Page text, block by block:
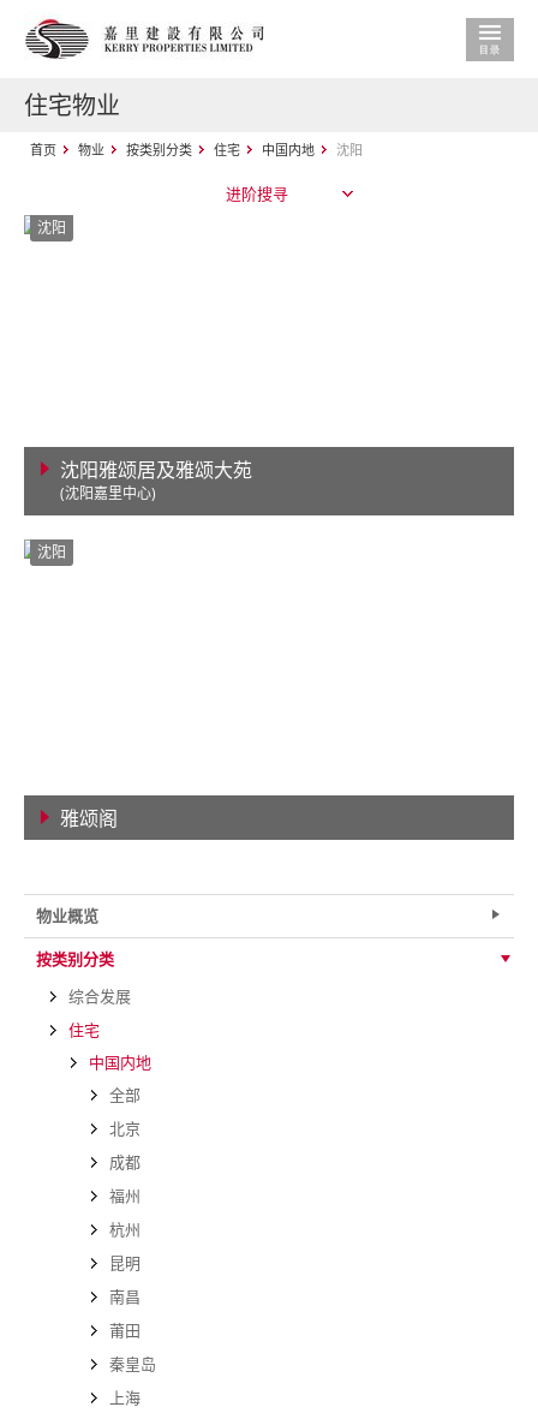
住宅物业
首页 物业 按类别分类 住宅 中国内地 沈阳
进阶搜寻
沈阳
沈阳雅颂居及雅颂大苑
(沈阳嘉里中心)
沈阳
雅颂阁
物业概览
按类别分类
综合发展
住宅
中国内地
全部
北京
成都
福州
杭州
昆明
南昌
莆田
秦皇岛
上海